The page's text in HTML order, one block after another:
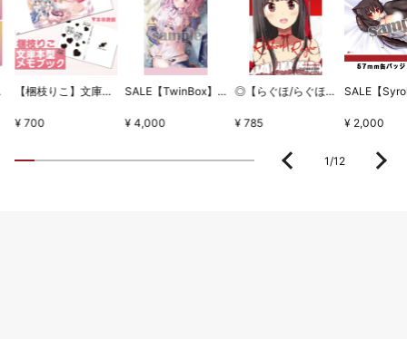
セット 【梱枝りこ】文庫本型メモブック・「すいーとほいっぷ」限定版表紙
¥ 700
SALE【TwinBox】WSB1タペストリー・放課後の保健室
¥ 4,000
◎【らぐほ/らぐほのえりか】リボン
¥ 785 ¥ 2,000
1 /12